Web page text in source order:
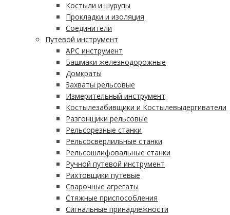
Костыли и шурупы
Прокладки и изоляция
Соединители
Путевой инструмент
АРС инструмент
Башмаки железнодорожные
Домкраты
Захваты рельсовые
Измерительный инструмент
Костылезабивщики и Костылевыдергиватели
Разгонщики рельсовые
Рельсорезные станки
Рельсосверлильные станки
Рельсошлифовальные станки
Ручной путевой инструмент
Рихтовщики путевые
Сварочные агрегаты
Стяжные приспособления
Сигнальные принадлежности